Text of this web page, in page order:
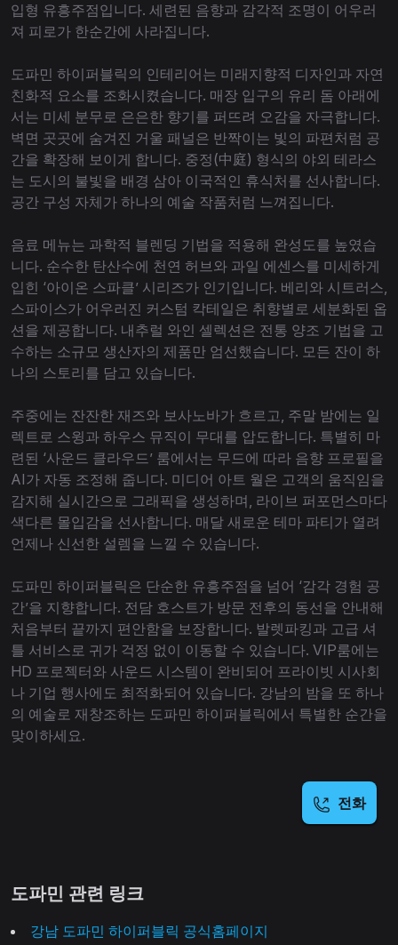
입형 유흥주점입니다. 세련된 음향과 감각적 조명이 어우러
져 피로가 한순간에 사라집니다.
도파민 하이퍼블릭의 인테리어는 미래지향적 디자인과 자연
친화적 요소를 조화시켰습니다. 매장 입구의 유리 돔 아래에
서는 미세 분무로 은은한 향기를 퍼뜨려 오감을 자극합니다.
벽면 곳곳에 숨겨진 거울 패널은 반짝이는 빛의 파편처럼 공
간을 확장해 보이게 합니다. 중정(中庭) 형식의 야외 테라스
는 도시의 불빛을 배경 삼아 이국적인 휴식처를 선사합니다.
공간 구성 자체가 하나의 예술 작품처럼 느껴집니다.
음료 메뉴는 과학적 블렌딩 기법을 적용해 완성도를 높였습
니다. 순수한 탄산수에 천연 허브와 과일 에센스를 미세하게
입힌 ‘아이온 스파클’ 시리즈가 인기입니다. 베리와 시트러스,
스파이스가 어우러진 커스텀 칵테일은 취향별로 세분화된 옵
션을 제공합니다. 내추럴 와인 셀렉션은 전통 양조 기법을 고
수하는 소규모 생산자의 제품만 엄선했습니다. 모든 잔이 하
나의 스토리를 담고 있습니다.
주중에는 잔잔한 재즈와 보사노바가 흐르고, 주말 밤에는 일
렉트로 스윙과 하우스 뮤직이 무대를 압도합니다. 특별히 마
련된 ‘사운드 클라우드’ 룸에서는 무드에 따라 음향 프로필을
AI가 자동 조정해 줍니다. 미디어 아트 월은 고객의 움직임을
감지해 실시간으로 그래픽을 생성하며, 라이브 퍼포먼스마다
색다른 몰입감을 선사합니다. 매달 새로운 테마 파티가 열려
언제나 신선한 설렘을 느낄 수 있습니다.
도파민 하이퍼블릭은 단순한 유흥주점을 넘어 ‘감각 경험 공
간’을 지향합니다. 전담 호스트가 방문 전후의 동선을 안내해
처음부터 끝까지 편안함을 보장합니다. 발렛파킹과 고급 셔
틀 서비스로 귀가 걱정 없이 이동할 수 있습니다. VIP룸에는
HD 프로젝터와 사운드 시스템이 완비되어 프라이빗 시사회
나 기업 행사에도 최적화되어 있습니다. 강남의 밤을 또 하나
의 예술로 재창조하는 도파민 하이퍼블릭에서 특별한 순간을
맞이하세요.
전화
도파민 관련 링크
강남 도파민 하이퍼블릭 공식홈페이지